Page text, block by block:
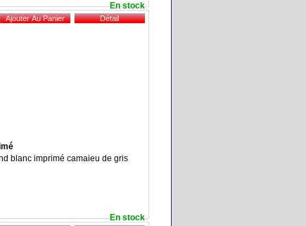
En stock
blanc imprimé camaieu de gris
En stock